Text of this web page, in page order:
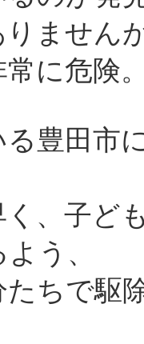
ません
に危険
豊田市
、子ど
う、
たちで駆